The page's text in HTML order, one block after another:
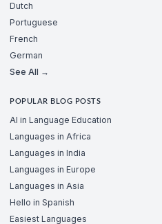
Dutch
Portuguese
French
German
See All →
POPULAR BLOG POSTS
AI in Language Education
Languages in Africa
Languages in India
Languages in Europe
Languages in Asia
Hello in Spanish
Easiest Languages